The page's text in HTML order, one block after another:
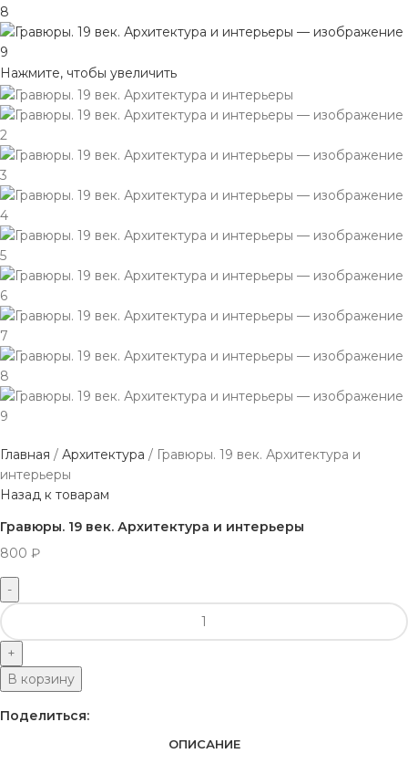
Нажмите, чтобы увеличить
Главная Архитектура
Гравюры. 19 век. Архитектура и
интерьеры
Назад к товарам
Гравюры. 19 век. Архитектура и интерьеры
800 ₽
В корзину
Поделиться:
ОПИСАНИЕ